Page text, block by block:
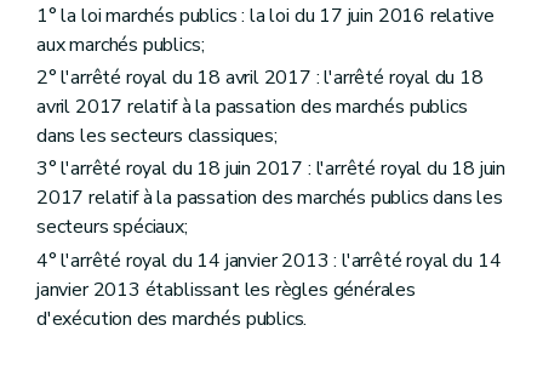
1° la loi marchés publics : la loi du 17 juin 2016 relative
aux marchés publics;
2° l'arrêté royal du 18 avril 2017 : l'arrêté royal du 18
avril 2017 relatif à la passation des marchés publics
dans les secteurs classiques;
3° l'arrêté royal du 18 juin 2017 : l'arrêté royal du 18 juin
2017 relatif à la passation des marchés publics dans les
secteurs spéciaux;
4° l'arrêté royal du 14 janvier 2013 : l'arrêté royal du 14
janvier 2013 établissant les règles générales
d'exécution des marchés publics.